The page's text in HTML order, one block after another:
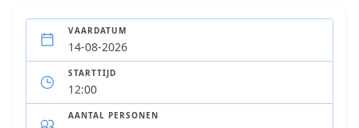
VAARDATUM
STARTTIJD
AANTAL PERSONEN